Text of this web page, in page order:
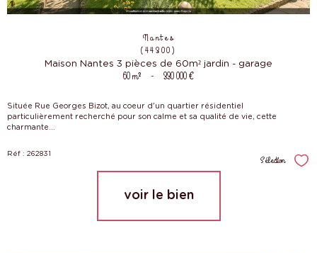
Nantes
(44300)
Maison Nantes 3 pièces de 60m² jardin - garage
60 m² - 330 000 €
Située Rue Georges Bizot, au coeur d'un quartier résidentiel
particulièrement recherché pour son calme et sa qualité de vie, cette
charmante...
Réf : 262831
Sélection
voir le bien